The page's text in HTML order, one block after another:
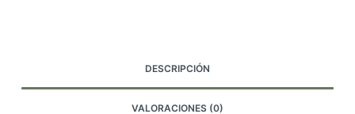
cantidad
DESCRIPCIÓN
VALORACIONES (0)